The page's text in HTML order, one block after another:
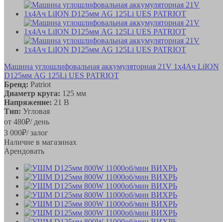
Машина углошлифовальная аккумуляторная 21V 1х4Ач LiION
D125мм AG 125Li UES PATRIOT
Бренд: Patriot
Диаметр круга: 125 мм
Напряжение: 21 В
Тип: Угловая
от 480₽/ день
3 000₽/ залог
Наличие в магазинах
Арендовать